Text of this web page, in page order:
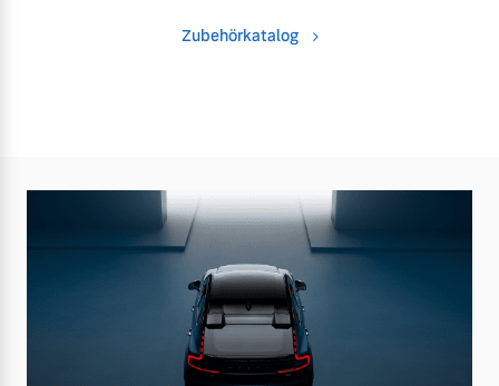
Zubehörkatalog